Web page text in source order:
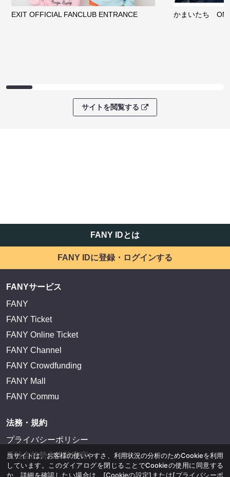
EXIT OFFICIAL FANCLUB ENTRANCE かまいたち
サイトを閲覧する
FANY IDとは
FANY IDに登録・ログインする
FANYサービス
FANY
FANY Ticket
FANY Online Ticket
FANY Channel
FANY Crowdfunding
FANY Mall
FANY Commu
法務・規約
プライバシーポリシー
反社会的勢力排除宣言
当サイトは、お客様の使いやすさ、利用状況の分析のためCookieを利用
しています。このダイアログを閉じることでCookieの使用に同意する
か、詳細を確認したい場合は、 [Cookieの設定] または[プライバシーポ